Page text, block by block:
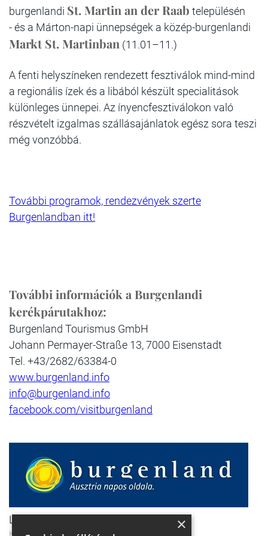
burgenlandi St. Martin an der Raab településén
- és a Márton-napi ünnepségek a közép-burgenlandi
Markt St. Martinban (11.01–11.)
A fenti helyszíneken rendezett fesztiválok mind-mind
a regionális ízek és a libából készült specialitások
különleges ünnepei. Az ínyencfesztiválokon való
részvételt izgalmas szállásajánlatok egész sora teszi
még vonzóbbá.
További programok, rendezvények szerte
Burgenlandban itt!
További információk a Burgenlandi
kerékpárutakhoz:
Burgenland Tourismus GmbH
Johann Permayer-Straße 13, 7000 Eisenstadt
Tel. +43/2682/63384-0
www.burgenland.info
info@burgenland.info
facebook.com/visitburgenland
Logó
Kép forrása: www.burgenland.info
×